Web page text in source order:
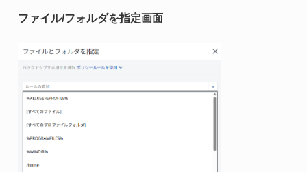
ファイル/フォルダを指定画面